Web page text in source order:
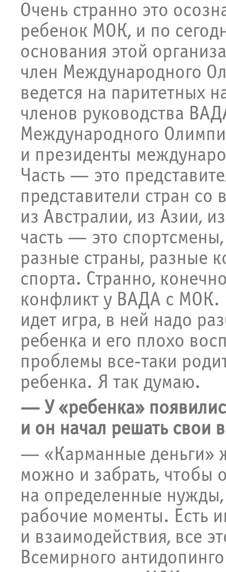
Очень странно это
ребенок МОК, и по
основания этой
член Международного
ведется на паритетных
членов руководства
Международного
и президенты
Часть — это
представители стран
из Австралии, из Азии,
часть — это
разные страны, разные
спорта. Странно,
конфликт у ВАДА с МОК.
идет игра, в ней надо
ребенка и его плохо
проблемы все-таки
ребенка. Я так думаю.
— У «ребенка»
и он начал решать свои
— «Карманные деньги»
можно и забрать, чтобы
на определенные
рабочие моменты. Есть
и взаимодействия, все
Всемирного